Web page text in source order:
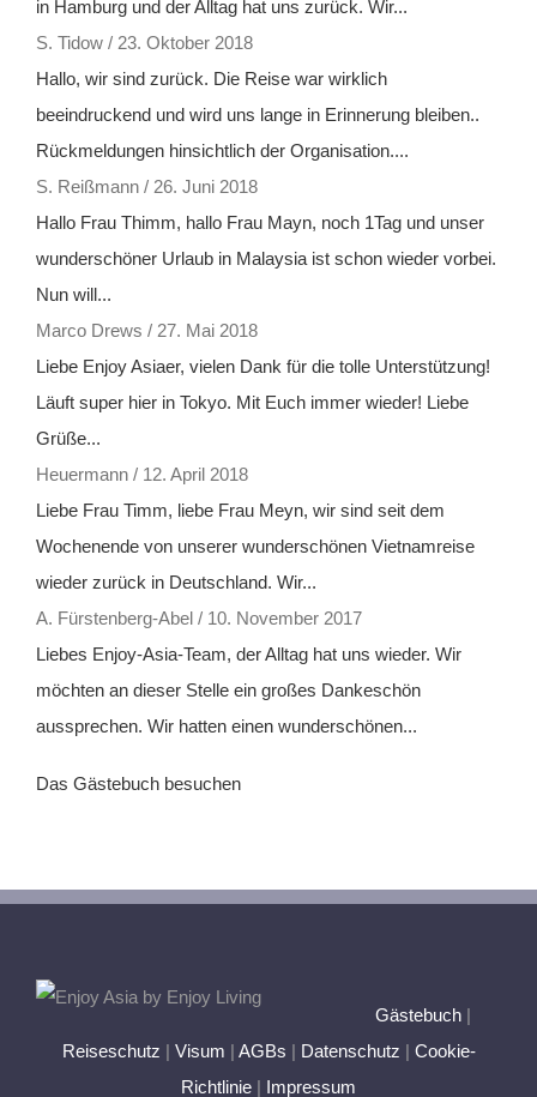
in Hamburg und der Alltag hat uns zurück. Wir...
S. Tidow / 23. Oktober 2018
Hallo, wir sind zurück. Die Reise war wirklich
beeindruckend und wird uns lange in Erinnerung bleiben..
Rückmeldungen hinsichtlich der Organisation....
S. Reißmann / 26. Juni 2018
Hallo Frau Thimm, hallo Frau Mayn, noch 1Tag und unser
wunderschöner Urlaub in Malaysia ist schon wieder vorbei.
Nun will...
Marco Drews / 27. Mai 2018
Liebe Enjoy Asiaer, vielen Dank für die tolle Unterstützung!
Läuft super hier in Tokyo. Mit Euch immer wieder! Liebe
Grüße...
Heuermann / 12. April 2018
Liebe Frau Timm, liebe Frau Meyn, wir sind seit dem
Wochenende von unserer wunderschönen Vietnamreise
wieder zurück in Deutschland. Wir...
A. Fürstenberg-Abel / 10. November 2017
Liebes Enjoy-Asia-Team, der Alltag hat uns wieder. Wir
möchten an dieser Stelle ein großes Dankeschön
aussprechen. Wir hatten einen wunderschönen...
Das Gästebuch besuchen
Gästebuch |
Reiseschutz | Visum | AGBs | Datenschutz | Cookie-
Richtlinie | Impressum